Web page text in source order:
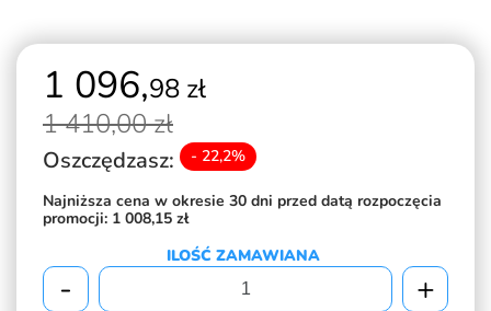
1 096,98 zł
1 410,00 zł
Oszczędzasz: - 22,2%
Najniższa cena w okresie 30 dni przed datą rozpoczęcia
promocji: 1 008,15 zł
ILOŚĆ ZAMAWIANA
- +